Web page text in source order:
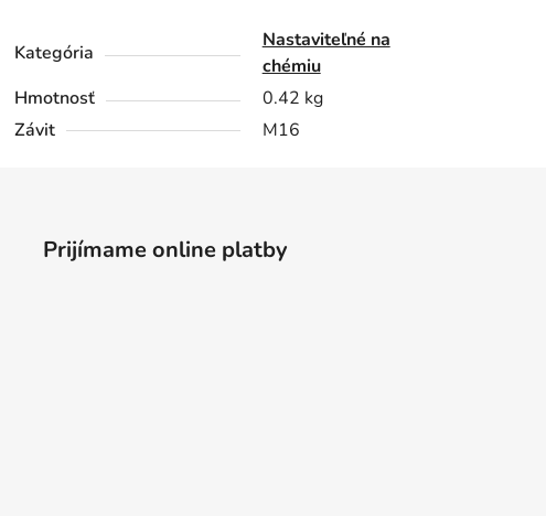
Kategória
Nastaviteľné na
chémiu
Hmotnosť
0.42 kg
Závit
M16
Prijímame online platby